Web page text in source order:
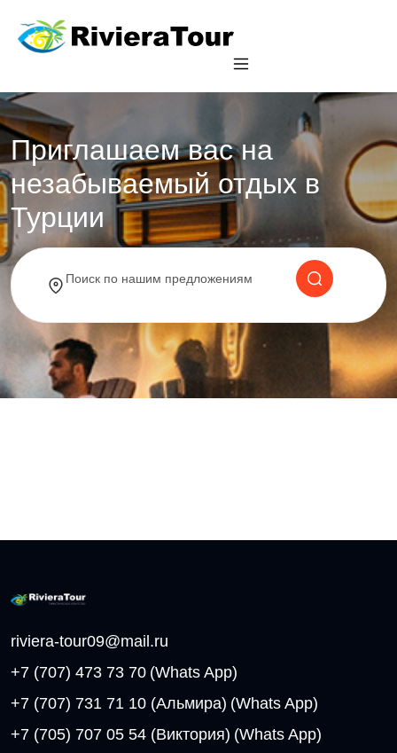
Приглашаем вас на
незабываемый отдых в
Турции
riviera-tour09@mail.ru
+7 (707) 473 73 70 (Whats App)
+7 (707) 731 71 10 (Альмира) (Whats App)
+7 (705) 707 05 54 (Виктория) (Whats App)